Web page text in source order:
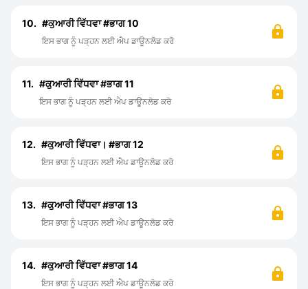
10. #ਕੁਆਰੀ ਵਿੱਧਵਾ #ਭਾਗ 10
ਇਸ ਭਾਗ ਨੂੰ ਪੜ੍ਹਨ ਲਈ ਐਪ ਡਾਊਨਲੋਡ ਕਰੋ
11. #ਕੁਆਰੀ ਵਿੱਧਵਾ #ਭਾਗ 11
ਇਸ ਭਾਗ ਨੂੰ ਪੜ੍ਹਨ ਲਈ ਐਪ ਡਾਊਨਲੋਡ ਕਰੋ
12. #ਕੁਆਰੀ ਵਿੱਧਵਾ। #ਭਾਗ 12
ਇਸ ਭਾਗ ਨੂੰ ਪੜ੍ਹਨ ਲਈ ਐਪ ਡਾਊਨਲੋਡ ਕਰੋ
13. #ਕੁਆਰੀ ਵਿੱਧਵਾ #ਭਾਗ 13
ਇਸ ਭਾਗ ਨੂੰ ਪੜ੍ਹਨ ਲਈ ਐਪ ਡਾਊਨਲੋਡ ਕਰੋ
14. #ਕੁਆਰੀ ਵਿੱਧਵਾ #ਭਾਗ 14
ਇਸ ਭਾਗ ਨੂੰ ਪੜ੍ਹਨ ਲਈ ਐਪ ਡਾਊਨਲੋਡ ਕਰੋ